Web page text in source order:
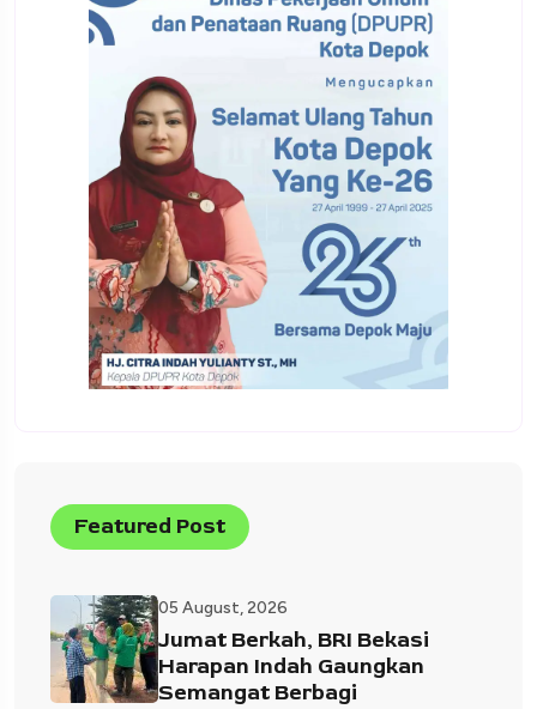
Featured Post
05 August, 2026
Jumat Berkah, BRI Bekasi
Harapan Indah Gaungkan
Semangat Berbagi